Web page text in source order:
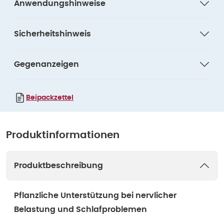
Anwendungshinweise
Sicherheitshinweis
Gegenanzeigen
Beipackzettel
Produktinformationen
Produktbeschreibung
Pflanzliche Unterstützung bei nervlicher
Belastung und Schlafproblemen